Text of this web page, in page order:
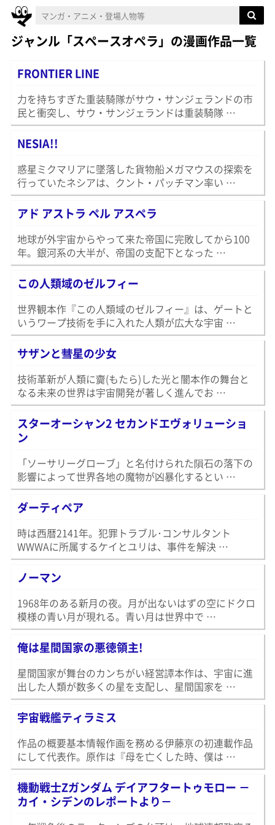
ジャンル「スペースオペラ」の漫画作品一覧
FRONTIER LINE
力を持ちすぎた重装騎隊がサウ・サンジェランドの市
民と衝突し、サウ・サンジェランドは重装騎隊 …
NESIA!!
惑星ミクマリアに墜落した貨物船メガマウスの探索を
行っていたネシアは、クント・パッチマン率い …
アド アストラ ペル アスペラ
地球が外宇宙からやって来た帝国に完敗してから100
年。銀河系の大半が、帝国の支配下となった …
この人類域のゼルフィー
世界観本作『この人類域のゼルフィー』は、ゲートと
いうワープ技術を手に入れた人類が広大な宇宙 …
サザンと彗星の少女
技術革新が人類に齎(もたら)した光と闇本作の舞台と
なる未来の世界は宇宙開発が著しく進んでお …
スターオーシャン2 セカンドエヴォリューショ
ン
「ソーサリーグローブ」と名付けられた隕石の落下の
影響によって世界各地の魔物が凶暴化するとい …
ダーティペア
時は西暦2141年。犯罪トラブル･コンサルタント
WWWAに所属するケイとユリは、事件を解決 …
ノーマン
1968年のある新月の夜。月が出ないはずの空にドクロ
模様の青い月が現れる。青い月は世界中で …
俺は星間国家の悪徳領主!
星間国家が舞台のカンちがい経営譚本作は、宇宙に進
出した人類が数多くの星を支配し、星間国家を …
宇宙戦艦ティラミス
作品の概要基本情報作画を務める伊藤亰の初連載作品
にして代表作。原作は『母を亡くした時、僕は …
機動戦士Ζガンダム デイアフタートゥモロー －
カイ・シデンのレポートより－